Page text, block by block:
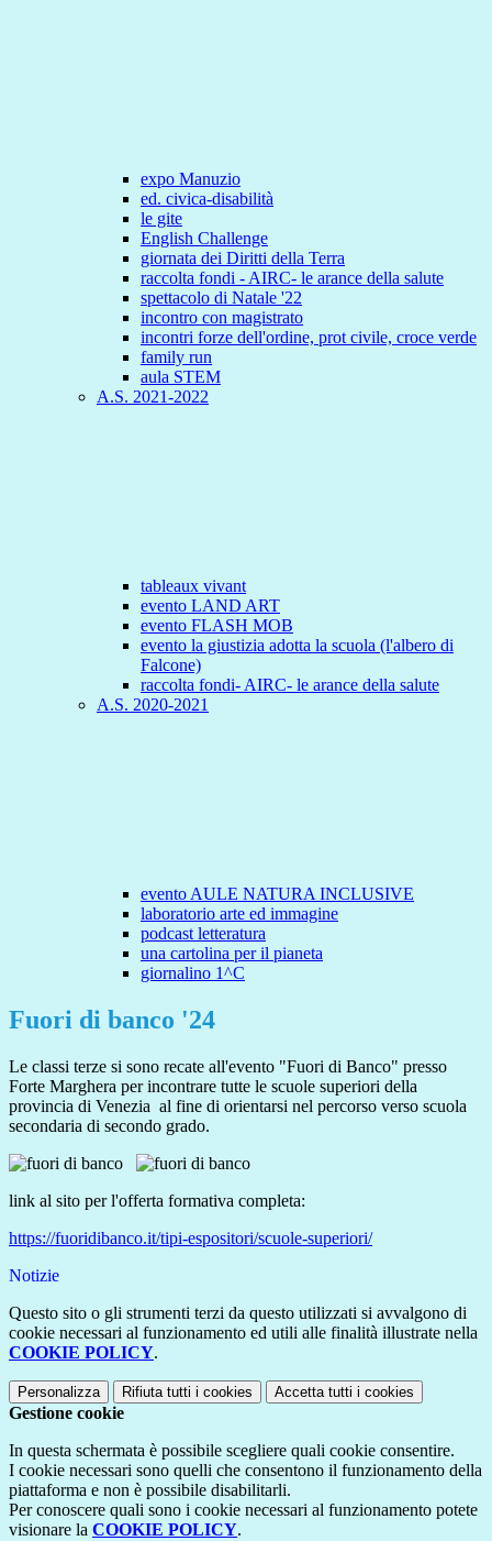
expo Manuzio
ed. civica-disabilità
le gite
English Challenge
giornata dei Diritti della Terra
raccolta fondi - AIRC- le arance della salute
spettacolo di Natale '22
incontro con magistrato
incontri forze dell'ordine, prot civile, croce verde
family run
aula STEM
A.S. 2021-2022
tableaux vivant
evento LAND ART
evento FLASH MOB
evento la giustizia adotta la scuola (l'albero di
Falcone)
raccolta fondi- AIRC- le arance della salute
A.S. 2020-2021
evento AULE NATURA INCLUSIVE
laboratorio arte ed immagine
podcast letteratura
una cartolina per il pianeta
giornalino 1^C
Fuori di banco '24
Le classi terze si sono recate all'evento "Fuori di Banco" presso
Forte Marghera per incontrare tutte le scuole superiori della
provincia di Venezia al fine di orientarsi nel percorso verso scuola
secondaria di secondo grado.
link al sito per l'offerta formativa completa:
https://fuoridibanco.it/tipi-espositori/scuole-superiori/
Notizie
Questo sito o gli strumenti terzi da questo utilizzati si avvalgono di
cookie necessari al funzionamento ed utili alle finalità illustrate nella
COOKIE POLICY.
Personalizza Rifiuta tutti i cookies Accetta tutti i cookies
Gestione cookie
In questa schermata è possibile scegliere quali cookie consentire.
I cookie necessari sono quelli che consentono il funzionamento della
piattaforma e non è possibile disabilitarli.
Per conoscere quali sono i cookie necessari al funzionamento potete
visionare la COOKIE POLICY.